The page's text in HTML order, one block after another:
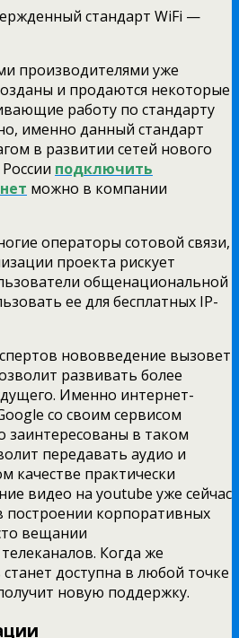
стандарт WiFi —
производителями уже
и продаются некоторые
работу по стандарту
именно данный стандарт
в развитии сетей нового
подключить
можно в компании
операторы сотовой связи,
проекта рискует
общенациональной
ее для бесплатных IP-
нововведение вызовет
развивать более
Именно интернет-
со своим сервисом
заинтересованы в таком
передавать аудио и
качестве практически
видео на youtube уже сейчас
построении корпоративных
вещании
Когда же
доступна в любой точке
новую поддержку.